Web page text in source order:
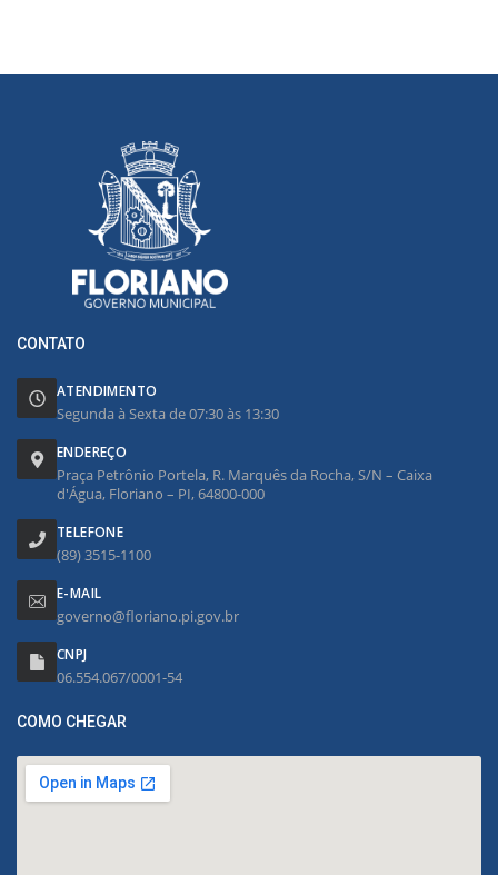
CONTATO
ATENDIMENTO
Segunda à Sexta de 07:30 às 13:30
ENDEREÇO
Praça Petrônio Portela, R. Marquês da Rocha, S/N – Caixa
d'Água, Floriano – PI, 64800-000
TELEFONE
(89) 3515-1100
E-MAIL
governo@floriano.pi.gov.br
CNPJ
06.554.067/0001-54
COMO CHEGAR